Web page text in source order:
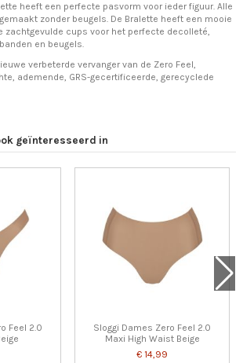
heeft een perfecte pasvorm voor ieder figuur. Alle
zonder beugels. De Bralette heeft een mooie
zachtgevulde cups voor het perfecte decolleté,
en beugels.
verbeterde vervanger van de Zero Feel,
ademende, GRS-gecertificeerde, gerecyclede
geïnteresseerd in
Feel 2.0
Sloggi Dames Zero Feel 2.0
Maxi High Waist Beige
€ 14,99